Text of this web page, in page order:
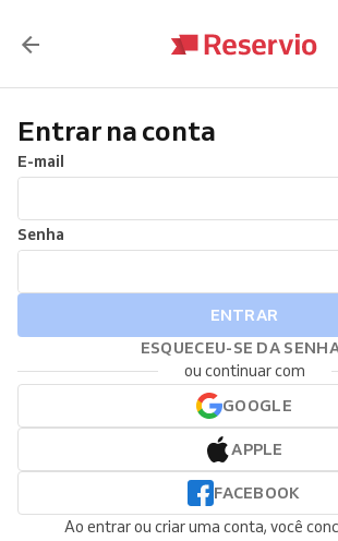
Entrar na conta
E-mail
Senha
ENTRAR
ESQUECEU-SE DA
ou continuar com
GOOGLE
APPLE
FACEBOOK
Ao entrar ou criar uma conta, você